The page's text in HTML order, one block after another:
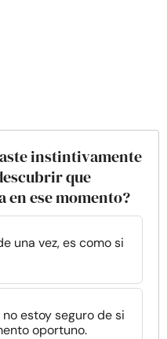
instintivamente
que
en ese momento?
una vez, es como si
estoy seguro de si
oportuno.